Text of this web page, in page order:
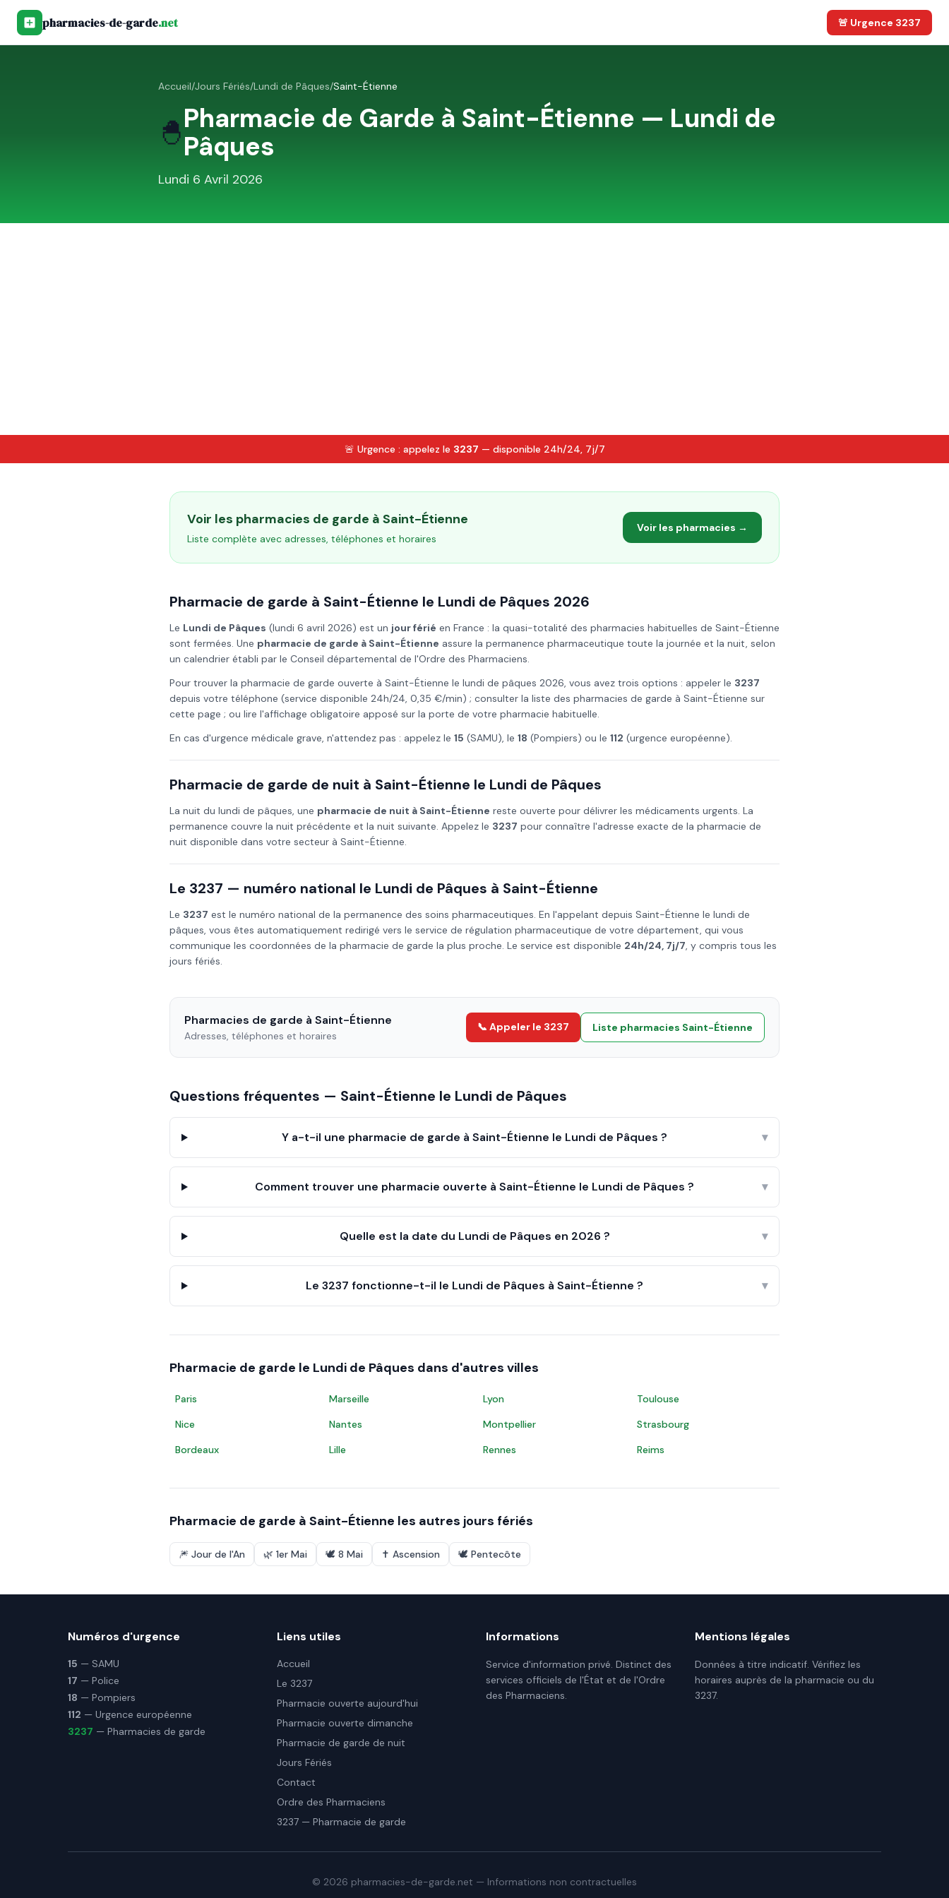
pharmacies-de-garde.net 🚨 Urgence 3237
Accueil/Jours Fériés/Lundi de Pâques/Saint-Étienne
🐣Pharmacie de Garde à Saint-Étienne — Lundi de
Pâques
Lundi 6 Avril 2026
🚨 Urgence : appelez le 3237 — disponible 24h/24, 7j/7
Voir les pharmacies de garde à Saint-Étienne
Liste complète avec adresses, téléphones et horaires
Voir les pharmacies →
Pharmacie de garde à Saint-Étienne le Lundi de Pâques 2026
Le Lundi de Pâques (lundi 6 avril 2026) est un jour férié en France : la quasi-totalité des pharmacies habituelles de Saint-Étienne
sont fermées. Une pharmacie de garde à Saint-Étienne assure la permanence pharmaceutique toute la journée et la nuit, selon
un calendrier établi par le Conseil départemental de l'Ordre des Pharmaciens.
Pour trouver la pharmacie de garde ouverte à Saint-Étienne le lundi de pâques 2026, vous avez trois options : appeler le 3237
depuis votre téléphone (service disponible 24h/24, 0,35 €/min) ; consulter la liste des pharmacies de garde à Saint-Étienne sur
cette page ; ou lire l'affichage obligatoire apposé sur la porte de votre pharmacie habituelle.
En cas d'urgence médicale grave, n'attendez pas : appelez le 15 (SAMU), le 18 (Pompiers) ou le 112 (urgence européenne).
Pharmacie de garde de nuit à Saint-Étienne le Lundi de Pâques
La nuit du lundi de pâques, une pharmacie de nuit à Saint-Étienne reste ouverte pour délivrer les médicaments urgents. La
permanence couvre la nuit précédente et la nuit suivante. Appelez le 3237 pour connaître l'adresse exacte de la pharmacie de
nuit disponible dans votre secteur à Saint-Étienne.
Le 3237 — numéro national le Lundi de Pâques à Saint-Étienne
Le 3237 est le numéro national de la permanence des soins pharmaceutiques. En l'appelant depuis Saint-Étienne le lundi de
pâques, vous êtes automatiquement redirigé vers le service de régulation pharmaceutique de votre département, qui vous
communique les coordonnées de la pharmacie de garde la plus proche. Le service est disponible 24h/24, 7j/7, y compris tous les
jours fériés.
Pharmacies de garde à Saint-Étienne
Adresses, téléphones et horaires
📞 Appeler le 3237 Liste pharmacies Saint-Étienne
Questions fréquentes — Saint-Étienne le Lundi de Pâques
Y a-t-il une pharmacie de garde à Saint-Étienne le Lundi de Pâques ? ▾
Comment trouver une pharmacie ouverte à Saint-Étienne le Lundi de Pâques ? ▾
Quelle est la date du Lundi de Pâques en 2026 ? ▾
Le 3237 fonctionne-t-il le Lundi de Pâques à Saint-Étienne ? ▾
Pharmacie de garde le Lundi de Pâques dans d'autres villes
Paris Marseille Lyon
Toulouse
Nice
Nantes Montpellier
Strasbourg
Bordeaux
Lille Rennes Reims
Pharmacie de garde à Saint-Étienne les autres jours fériés
🎆 Jour de l'An 🌿 1er Mai 🕊️ 8 Mai ✝️ Ascension 🕊️ Pentecôte
Numéros d'urgence
15 — SAMU
17 — Police
18 — Pompiers
112 — Urgence européenne
3237 — Pharmacies de garde
Liens utiles
Accueil
Le 3237
Pharmacie ouverte aujourd'hui
Pharmacie ouverte dimanche
Pharmacie de garde de nuit
Jours Fériés
Contact
Ordre des Pharmaciens
3237 — Pharmacie de garde
Informations
Service d'information privé. Distinct des
services officiels de l'État et de l'Ordre
des Pharmaciens.
Mentions légales
Données à titre indicatif. Vérifiez les
horaires auprès de la pharmacie ou du
3237.
© 2026 pharmacies-de-garde.net — Informations non contractuelles